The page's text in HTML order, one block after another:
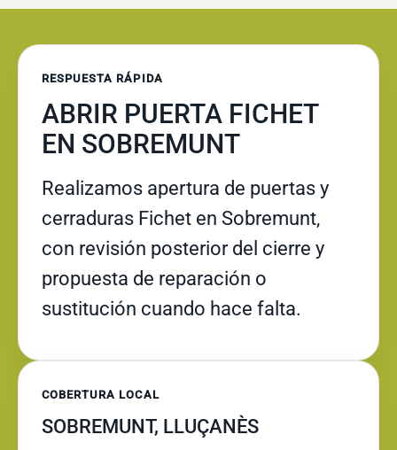
RESPUESTA RÁPIDA
ABRIR PUERTA FICHET
EN SOBREMUNT
Realizamos apertura de puertas y
cerraduras Fichet en Sobremunt,
con revisión posterior del cierre y
propuesta de reparación o
sustitución cuando hace falta.
COBERTURA LOCAL
SOBREMUNT, LLUÇANÈS